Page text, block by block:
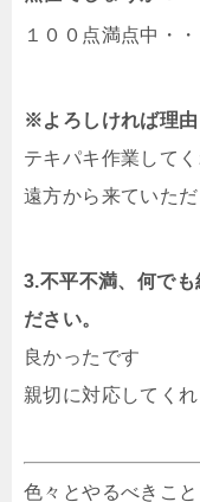
１００点満点中・・
※よろしければ理由
テキパキ作業してく
遠方から来ていた
3.不平不満、何でも
ださい。
良かったです
親切に対応してく
色々とやるべきこ